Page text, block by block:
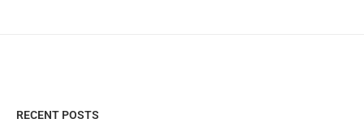
RECENT POSTS